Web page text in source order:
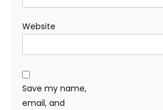
Website
Save my name,
email, and